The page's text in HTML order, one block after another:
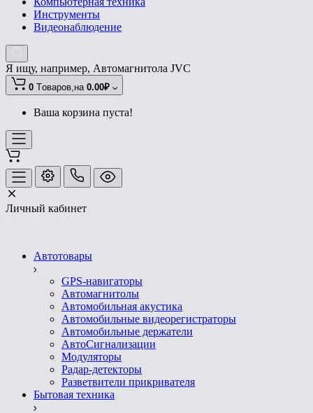
Инструменты
Видеонаблюдение
Я ищу, например, Автомагнитола JVC
0 Tоваров,на 0.00₽
Ваша корзина пуста!
Личный кабинет
Автотовары
GPS-навигаторы
Автомагнитолы
Автомобильная акустика
Автомобильные видеорегистраторы
Автомобильные держатели
АвтоСигнализации
Модуляторы
Радар-детекторы
Разветвители прикривателя
Бытовая техника